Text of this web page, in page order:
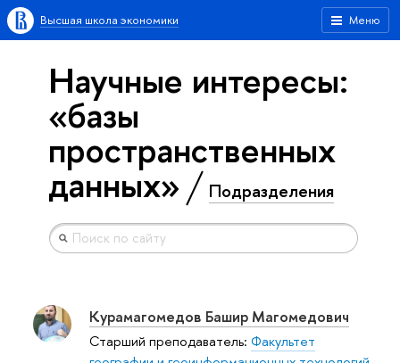
Меню
Высшая школа экономики
Научные интересы:
«базы
пространственных
данных» Подразделения
Курамагомедов Башир Магомедович
Старший преподаватель: Факультет